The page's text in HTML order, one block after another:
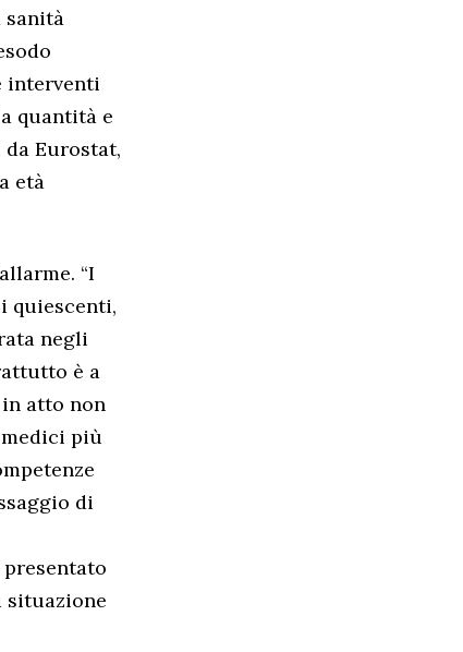
sanità
interventi
quantità e
Eurostat,
età
“I
quiescenti,
negli
è a
atto non
più
di
situazione